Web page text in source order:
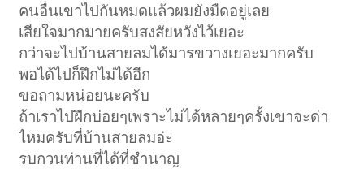
คนอื่นเขาไปกันหมดแล้วผมยังมืดอยู่เลย
เสียใจมากมายครับสงสัยหวังไว้เยอะ
กว่าจะไปบ้านสายลมได้มารขวางเยอะมากครับ
พอได้ไปก็ฝึกไม่ได้อีก
ขอถามหน่อยนะครับ
ถ้าเราไปฝึกบ่อยๆเพราะไม่ได้หลายๆครั้งเขาจะด่า
ไหมครับที่บ้านสายลมอ่ะ
รบกวนท่านที่ได้ที่ชํานาญ